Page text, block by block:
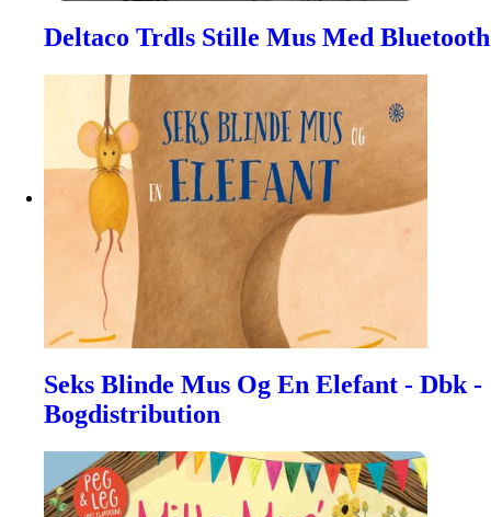
Deltaco Trdls Stille Mus Med Bluetooth
Seks Blinde Mus Og En Elefant - Dbk -
Bogdistribution